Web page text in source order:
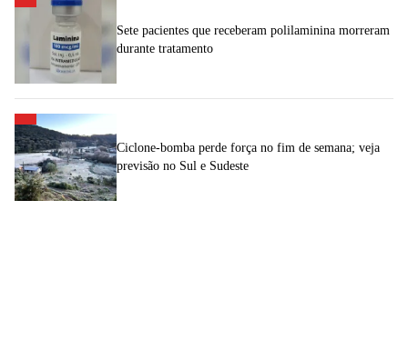
Sete pacientes que receberam polilaminina morreram
durante tratamento
Ciclone-bomba perde força no fim de semana; veja
previsão no Sul e Sudeste